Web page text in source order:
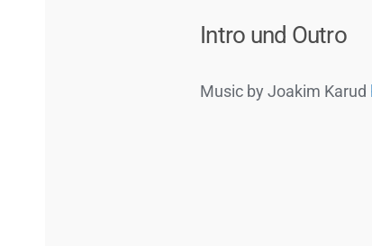
Intro und Outro
Music by Joakim Karud